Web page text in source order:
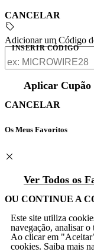
CANCELAR
Adicionar um Código
INSERIR CÓDIGO
Aplicar Cupão
CANCELAR
Os Meus Favoritos
Ver Todos os
OU CONTINUE A
Este site utiliza
navegação, analisar
Ao clicar em
cookies. Saiba mais